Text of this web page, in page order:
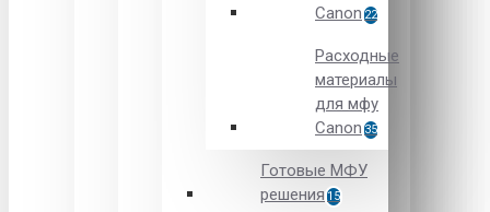
Canon 22
Расходные
материалы
для мфу
Canon 35
Готовые МФУ
решения 15